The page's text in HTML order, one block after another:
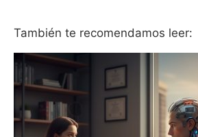
También te recomendamos leer: